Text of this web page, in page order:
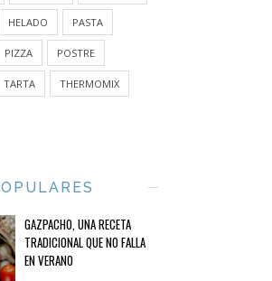
HELADO PASTA
PIZZA POSTRE
TARTA THERMOMIX
GAZPACHO, UNA RECETA
TRADICIONAL QUE NO FALLA
EN VERANO